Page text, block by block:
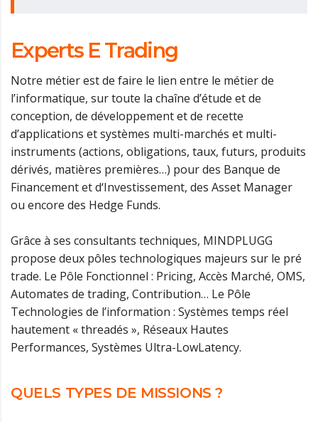
Experts E Trading
Notre métier est de faire le lien entre le métier de
l’informatique, sur toute la chaîne d’étude et de
conception, de développement et de recette
d’applications et systèmes multi-marchés et multi-
instruments (actions, obligations, taux, futurs, produits
dérivés, matières premières…) pour des Banque de
Financement et d‘Investissement, des Asset Manager
ou encore des Hedge Funds.
Grâce à ses consultants techniques, MINDPLUGG
propose deux pôles technologiques majeurs sur le pré
trade. Le Pôle Fonctionnel : Pricing, Accès Marché, OMS,
Automates de trading, Contribution… Le Pôle
Technologies de l’information : Systèmes temps réel
hautement « threadés », Réseaux Hautes
Performances, Systèmes Ultra-LowLatency.
QUELS TYPES DE MISSIONS ?